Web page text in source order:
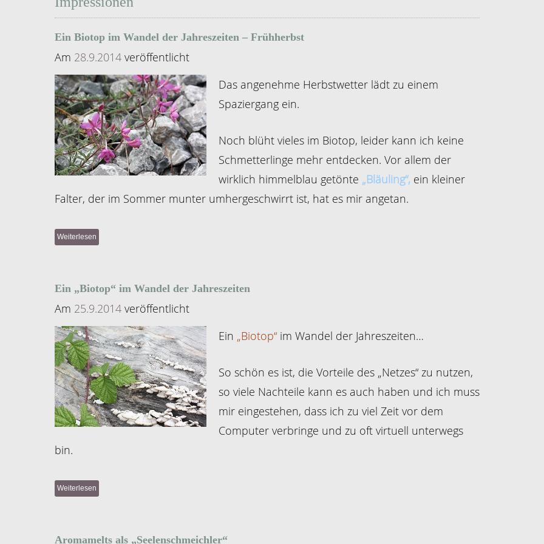
Ein Biotop im Wandel der Jahreszeiten – Frühherbst
Am 28.9.2014 veröffentlicht
Das angenehme Herbstwetter lädt zu einem
Spaziergang ein.
Noch blüht vieles im Biotop, leider kann ich keine
Schmetterlinge mehr entdecken. Vor allem der
wirklich himmelblau getönte „Bläuling“, ein kleiner
Falter, der im Sommer munter umhergeschwirrt ist, hat es mir angetan.
Weiterlesen
Ein „Biotop“ im Wandel der Jahreszeiten
Am 25.9.2014 veröffentlicht
Ein „Biotop“ im Wandel der Jahreszeiten…
So schön es ist, die Vorteile des „Netzes“ zu nutzen,
so viele Nachteile kann es auch haben und ich muss
mir eingestehen, dass ich zu viel Zeit vor dem
Computer verbringe und zu oft virtuell unterwegs
bin.
Weiterlesen
Aromamelts als „Seelenschmeichler“